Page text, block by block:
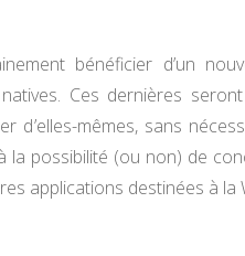
bénéficier d’un
Ces dernières
d’elles-mêmes, sans
la possibilité (ou non) de
applications destinées à la